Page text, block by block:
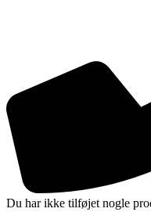
Du har ikke tilføjet nogle